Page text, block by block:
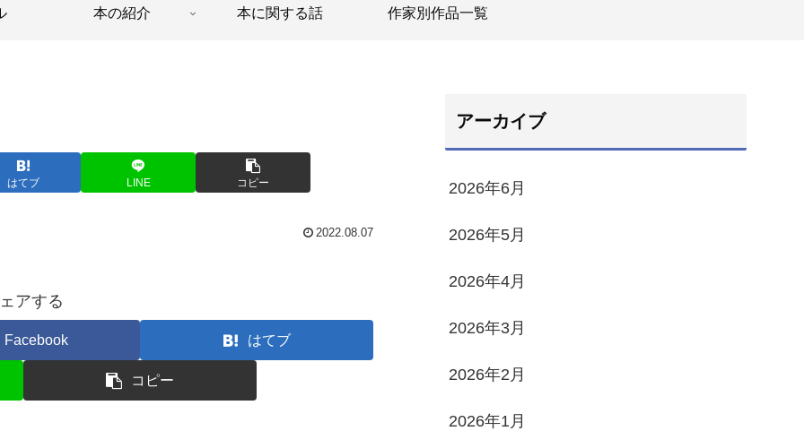
本の紹介 本に関する話 作家別作品一覧
はてブ LINE コピー
2022.08.07
アする
Facebook はてブ
コピー
アーカイブ
2026年6月
2026年5月
2026年4月
2026年3月
2026年2月
2026年1月